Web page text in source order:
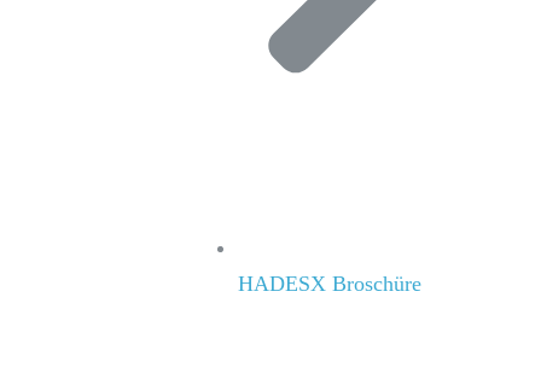
HADESX Broschüre